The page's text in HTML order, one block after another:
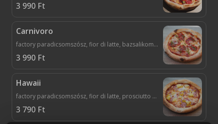
3 990 Ft
Carnivoro
factory paradicsomszósz, fior di latte, bazsalikom pesto, prosciutto cotto, olasz kolbász, vöröshagyma, fokhagymás olivaolaj
3 990 Ft
Hawaii
factory paradicsomszósz, fior di latte, prosciutto cotto/főtt sertés sonka, ananász, kukorica
3 790 Ft